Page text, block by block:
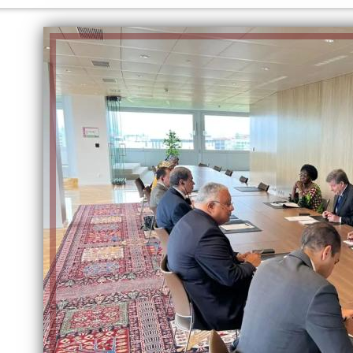
إلهام شرشر تكتب: دي مبقتش كورة..
دي سياسة
الكاتبة إلهام شرشر تهنئ الرئيس
السيسي بعيد ميلاده وتُشيد بجهوده
في بناء الدولة